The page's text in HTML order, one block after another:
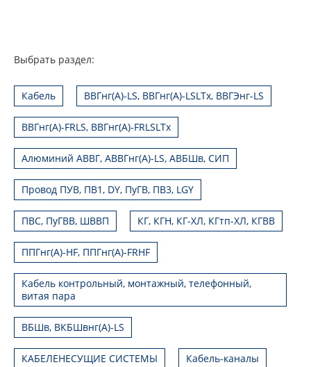
Выбрать раздел:
Кабель ВВГнг(А)-LS, ВВГнг(А)-LSLTx, ВВГЭнг-LS
ВВГнг(А)-FRLS, ВВГнг(А)-FRLSLTx
Алюминий АВВГ, АВВГнг(А)-LS, АВБШв, СИП
Провод ПУВ, ПВ1, DY, ПуГВ, ПВ3, LGY
ПВС, ПуГВВ, ШВВП КГ, КГН, КГ-ХЛ, КГтп-ХЛ, КГВВ
ППГнг(А)-HF, ППГнг(А)-FRHF
Кабель контрольный, монтажный, телефонный,
витая пара
ВБШв, ВКБШвнг(А)-LS
КАБЕЛЕНЕСУЩИЕ СИСТЕМЫ Кабель-каналы